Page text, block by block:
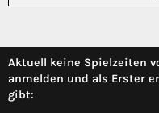
Aktuell keine Spielzeiten
anmelden und als Erster
gibt: